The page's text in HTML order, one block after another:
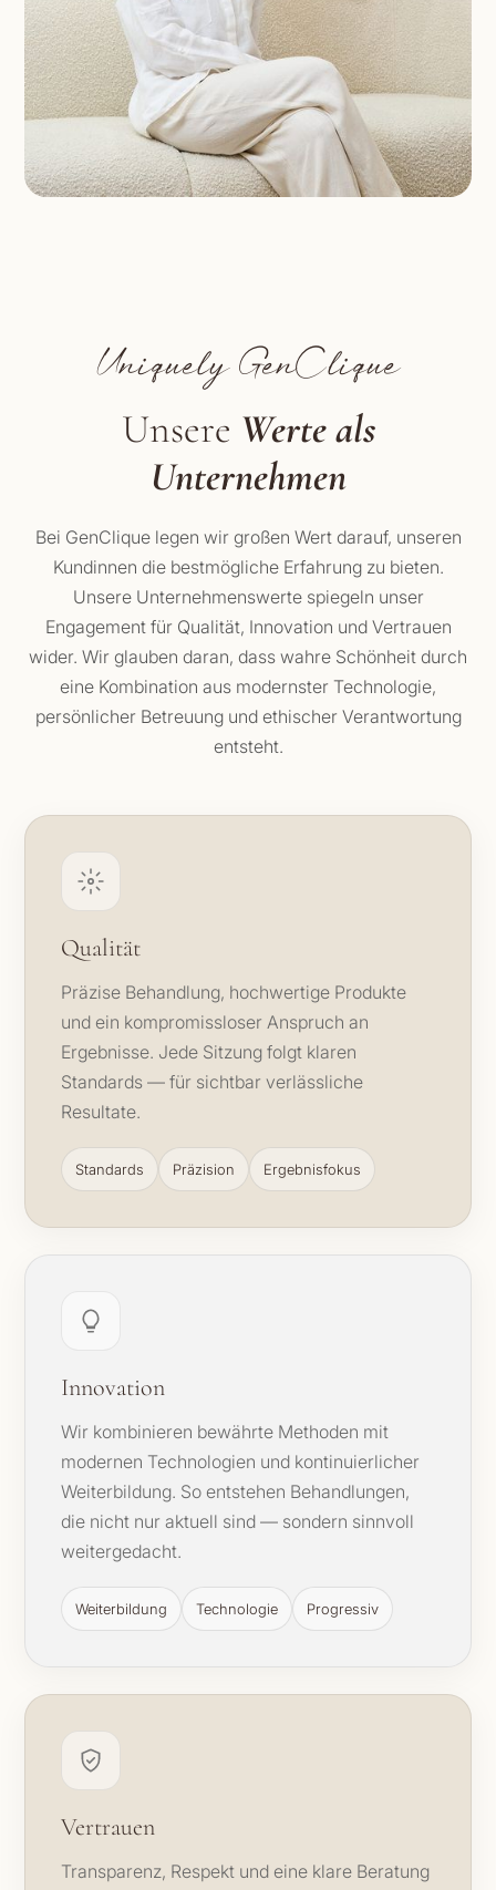
Uniquely GenClique
Unsere Werte als
Unternehmen
Bei GenClique legen wir großen Wert darauf, unseren
Kundinnen die bestmögliche Erfahrung zu bieten.
Unsere Unternehmenswerte spiegeln unser
Engagement für Qualität, Innovation und Vertrauen
wider. Wir glauben daran, dass wahre Schönheit durch
eine Kombination aus modernster Technologie,
persönlicher Betreuung und ethischer Verantwortung
entsteht.
Qualität
Präzise Behandlung, hochwertige Produkte
und ein kompromissloser Anspruch an
Ergebnisse. Jede Sitzung folgt klaren
Standards — für sichtbar verlässliche
Resultate.
Standards Präzision Ergebnisfokus
Innovation
Wir kombinieren bewährte Methoden mit
modernen Technologien und kontinuierlicher
Weiterbildung. So entstehen Behandlungen,
die nicht nur aktuell sind — sondern sinnvoll
weitergedacht.
Weiterbildung Technologie Progressiv
Vertrauen
Transparenz, Respekt und eine klare Beratung